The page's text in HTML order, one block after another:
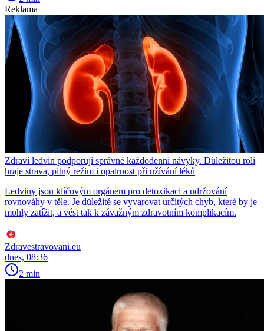
Reklama
Zdraví ledvin podporují správné každodenní návyky. Důležitou roli
hraje strava, pitný režim i opatrnost při užívání léků
Ledviny jsou klíčovým orgánem pro detoxikaci a udržování
rovnováhy v těle. Je důležité se vyvarovat určitých chyb, které by je
mohly zatížit, a vést tak k závažným zdravotním komplikacím.
Zdravestravovani.eu
dnes, 08:36
2 min